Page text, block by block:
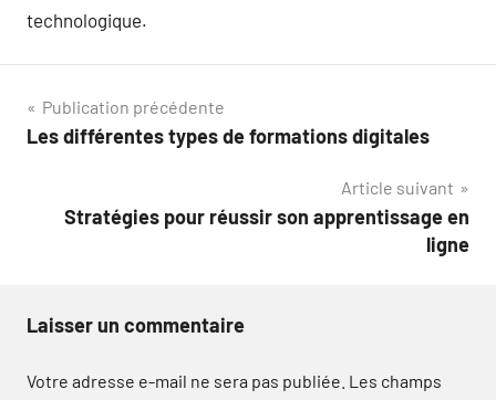
technologique.
Navigation
de
Publication précédente
Les différentes types de formations digitales
Article suivant
Stratégies pour réussir son apprentissage en
ligne
Laisser un commentaire
Votre adresse e-mail ne sera pas publiée. Les champs